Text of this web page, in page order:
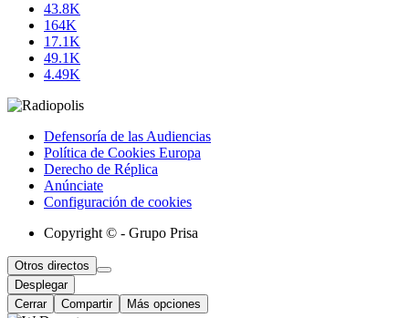
43.8K
164K
17.1K
49.1K
4.49K
Defensoría de las Audiencias
Política de Cookies Europa
Derecho de Réplica
Anúnciate
Configuración de cookies
Copyright © - Grupo Prisa
Otros directos
Desplegar
Cerrar
Compartir Más opciones